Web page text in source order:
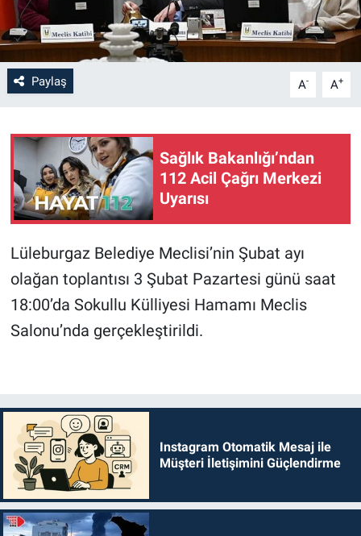
Paylaş A- A+
Sağlık Bakanlığı’ndan
112 Acil Çağrı Merkezi
Uyarısı
Lüleburgaz Belediye Meclisi’nin Şubat ayı
olağan toplantısı 3 Şubat Pazartesi günü saat
18:00’da Sokullu Külliyesi Hamamı Meclis
Salonu’nda gerçekleştirildi.
Instagram Otomatik Mesaj ile
Müşteri İletişimini Güçlendirme